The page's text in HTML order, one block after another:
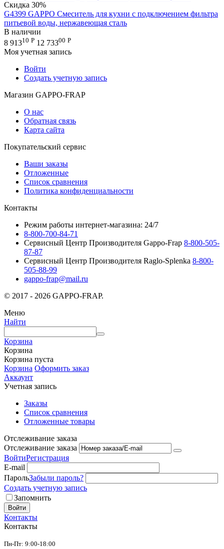
Скидка 30%
G4399 GAPPO Смеситель для кухни с подключением фильтра
питьевой воды, нержавеющая сталь
В наличии
8 91310 Р 12 73300 Р
Моя учетная запись
Войти
Создать учетную запись
Магазин GAPPO-FRAP
О нас
Обратная связь
Карта сайта
Покупательский сервис
Ваши заказы
Отложенные
Список сравнения
Политика конфиденциальности
Контакты
Режим работы интернет-магазина: 24/7
8-800-700-84-71
Сервисный Центр Производителя Gappo-Frap 8-800-505-
87-87
Сервисный Центр Производителя Raglo-Splenka 8-800-
505-88-99
gappo-frap@mail.ru
© 2017 - 2026 GAPPO-FRAP.
Меню
Найти
Корзина
Корзина
Корзина пуста
Корзина Оформить заказ
Аккаунт
Учетная запись
Заказы
Список сравнения
Отложенные товары
Отслеживание заказа
Отслеживание заказа
ВойтиРегистрация
E-mail
ПарольЗабыли пароль?
Создать учетную запись
Запомнить
Войти
Контакты
Контакты
Пн-Пт: 9:00-18:00